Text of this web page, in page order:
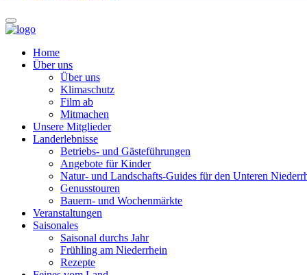
Home
Über uns
Über uns
Klimaschutz
Film ab
Mitmachen
Unsere Mitglieder
Landerlebnisse
Betriebs- und Gästeführungen
Angebote für Kinder
Natur- und Landschafts-Guides für den Unteren
Genusstouren
Bauern- und Wochenmärkte
Veranstaltungen
Saisonales
Saisonal durchs Jahr
Frühling am Niederrhein
Rezepte